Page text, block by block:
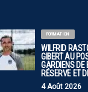
FORMATION
WILFRID
GIBERT AU
GARDIENS DE
RÉSERVE ET
4 Août 2026